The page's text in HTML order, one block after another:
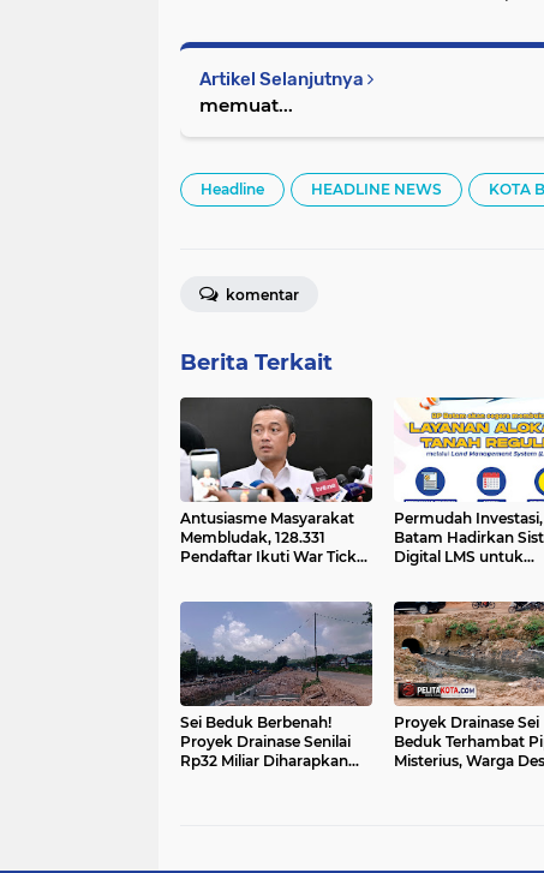
Artikel Selanjutnya
memuat...
Headline HEADLINE NEWS KOTA
komentar
Berita Terkait
Antusiasme Masyarakat
Membludak, 128.331
Pendaftar Ikuti War Ticket
Permudah
Batam Hadirkan
Digital LMS untuk
Sei Beduk Berbenah!
Proyek Drainase Senilai
Rp32 Miliar Diharapkan
Proyek Drainase Sei
Beduk Terhambat
Misterius, Warga